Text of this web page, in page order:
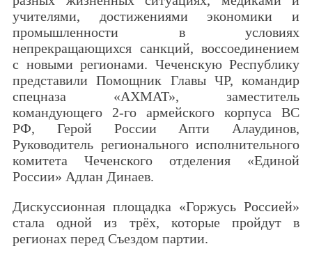
учителями, достижениями экономики и
промышленности в условиях
непрекращающихся санкций, воссоединением
с новыми регионами. Чеченскую Республику
представили Помощник Главы ЧР, командир
спецназа «АХМАТ», заместитель
командующего 2-го армейского корпуса ВС
РФ, Герой России Апти Алаудинов,
Руководитель регионального исполнительного
комитета Чеченского отделения «Единой
России» Адлан Динаев.
Дискуссионная площадка «Горжусь Россией»
стала одной из трёх, которые пройдут в
регионах перед Съездом партии.